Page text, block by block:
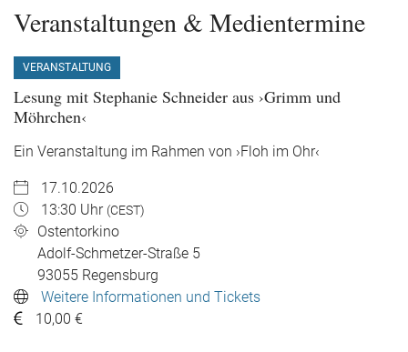
Veranstaltungen & Medientermine
VERANSTALTUNG
Lesung mit Stephanie Schneider aus ›Grimm und
Möhrchen‹
Ein Veranstaltung im Rahmen von ›Floh im Ohr‹
17.10.2026
13:30 Uhr (CEST)
Ostentorkino
Adolf-Schmetzer-Straße 5
93055 Regensburg
Weitere Informationen und Tickets
10,00 €